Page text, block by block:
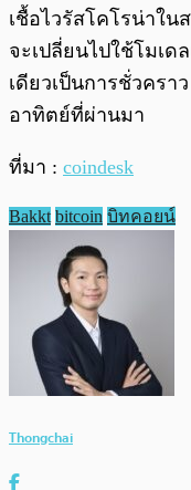
เชื้อไวรัสโคโรน่าใ
จะเปลี่ยนไปใช้โมเ
เดียวเป็นการชั่วครา
อาทิตย์ที่ผ่านมา
ที่มา : coindesk
Bakkt bitcoin บิทคอยน์
Thongchai